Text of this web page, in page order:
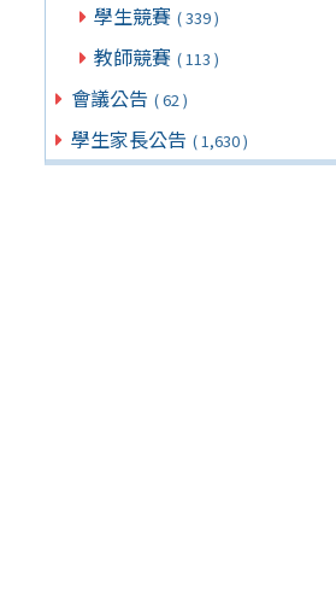
學生競賽 ( 339 )
教師競賽 ( 113 )
會議公告 ( 62 )
學生家長公告 ( 1,630 )